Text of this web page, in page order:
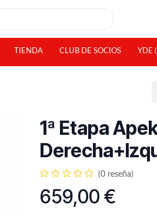
TIENDA CLUB DE SOCIOS YDE
1ª Etapa
(0 reseña)
659,00 €